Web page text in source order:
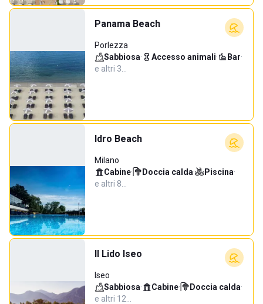
Panama Beach
Porlezza
Sabbiosa· Accesso animali· Bar·
e altri 3…
Idro Beach
Milano
Cabine· Doccia calda· Piscina·
e altri 8…
Il Lido Iseo
Iseo
Sabbiosa· Cabine· Doccia calda·
e altri 12…